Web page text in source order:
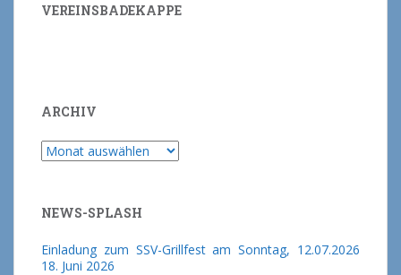
VEREINSBADEKAPPE
ARCHIV
Archiv
NEWS-SPLASH
Einladung zum SSV-Grillfest am Sonntag, 12.07.2026
18. Juni 2026